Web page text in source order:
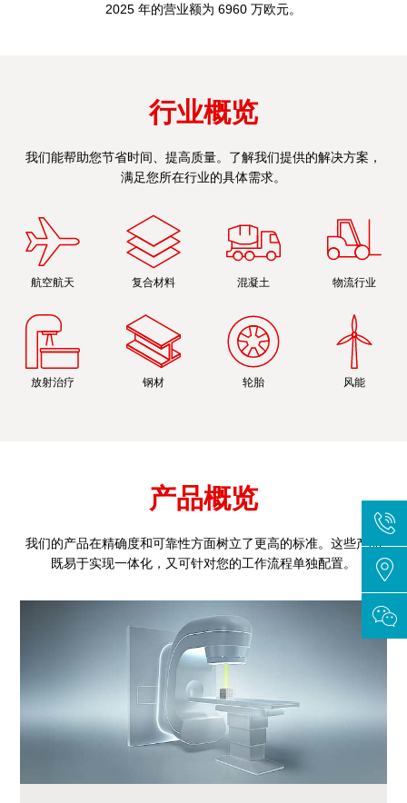
2025 年的营业额为 6960 万欧元。
行业概览
我们能帮助您节省时间、提高质量。了解我们提供的解决方案，
满足您所在行业的具体需求。
航空航天 复合材料 混凝土 物流行业
放射治疗 钢材 轮胎 风能
产品概览
我们的产品在精确度和可靠性方面树立了更高的标准。这些产品
既易于实现一体化，又可针对您的工作流程单独配置。